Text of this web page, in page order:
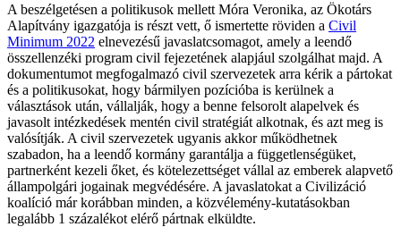
A beszélgetésen a politikusok mellett Móra Veronika, az Ökotárs
Alapítvány igazgatója is részt vett, ő ismertette röviden a Civil
Minimum 2022 elnevezésű javaslatcsomagot, amely a leendő
összellenzéki program civil fejezetének alapjául szolgálhat majd. A
dokumentumot megfogalmazó civil szervezetek arra kérik a pártokat
és a politikusokat, hogy bármilyen pozícióba is kerülnek a
választások után, vállalják, hogy a benne felsorolt alapelvek és
javasolt intézkedések mentén civil stratégiát alkotnak, és azt meg is
valósítják. A civil szervezetek ugyanis akkor működhetnek
szabadon, ha a leendő kormány garantálja a függetlenségüket,
partnerként kezeli őket, és kötelezettséget vállal az emberek alapvető
állampolgári jogainak megvédésére. A javaslatokat a Civilizáció
koalíció már korábban minden, a közvélemény-kutatásokban
legalább 1 százalékot elérő pártnak elküldte.